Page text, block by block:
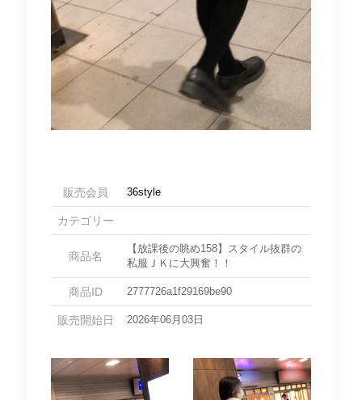
販売会員 36style
カテゴリー
商品名
【放課後の眺め158】スタイル抜群の
私服ＪＫに大興奮！！
商品ID 2777726a1f29169be90
販売開始日 2026年06月03日